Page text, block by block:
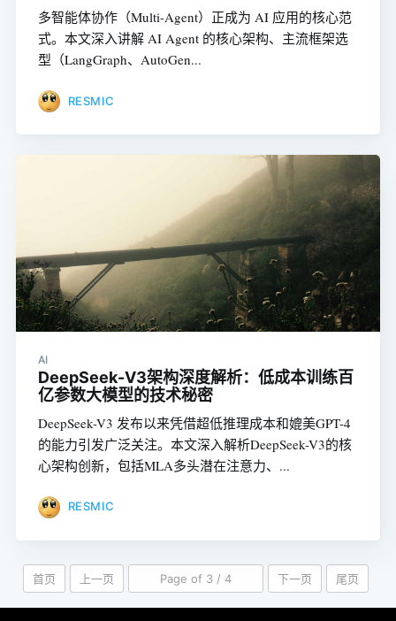
多智能体协作（Multi-Agent）正成为 AI 应用的核心范
式。本文深入讲解 AI Agent 的核心架构、主流框架选
型（LangGraph、AutoGen...
RESMIC
AI
DeepSeek-V3架构深度解析：低成本训练百
亿参数大模型的技术秘密
DeepSeek-V3 发布以来凭借超低推理成本和媲美GPT-4
的能力引发广泛关注。本文深入解析DeepSeek-V3的核
心架构创新，包括MLA多头潜在注意力、...
RESMIC
首页 上一页 Page of 3 / 4 下一页 尾页